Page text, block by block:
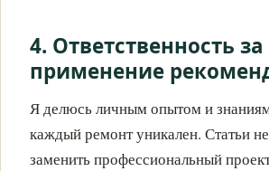
4. Ответственность за
применение
Я делюсь личным опытом и
каждый ремонт уникален. Статьи
заменить профессиональный